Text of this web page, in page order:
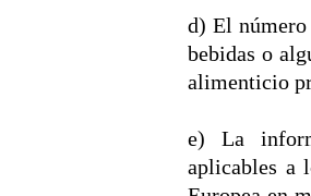
d) El número
bebidas o
alimenticio
e) La
aplicables a